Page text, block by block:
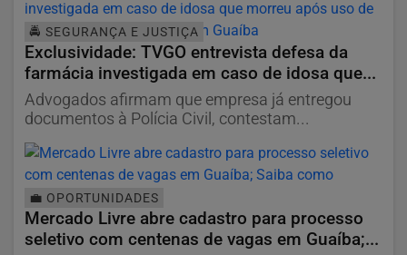
🚔 SEGURANÇA E JUSTIÇA
Exclusividade: TVGO entrevista defesa da
farmácia investigada em caso de idosa que...
Advogados afirmam que empresa já entregou
documentos à Polícia Civil, contestam...
💼 OPORTUNIDADES
Mercado Livre abre cadastro para processo
seletivo com centenas de vagas em Guaíba;...